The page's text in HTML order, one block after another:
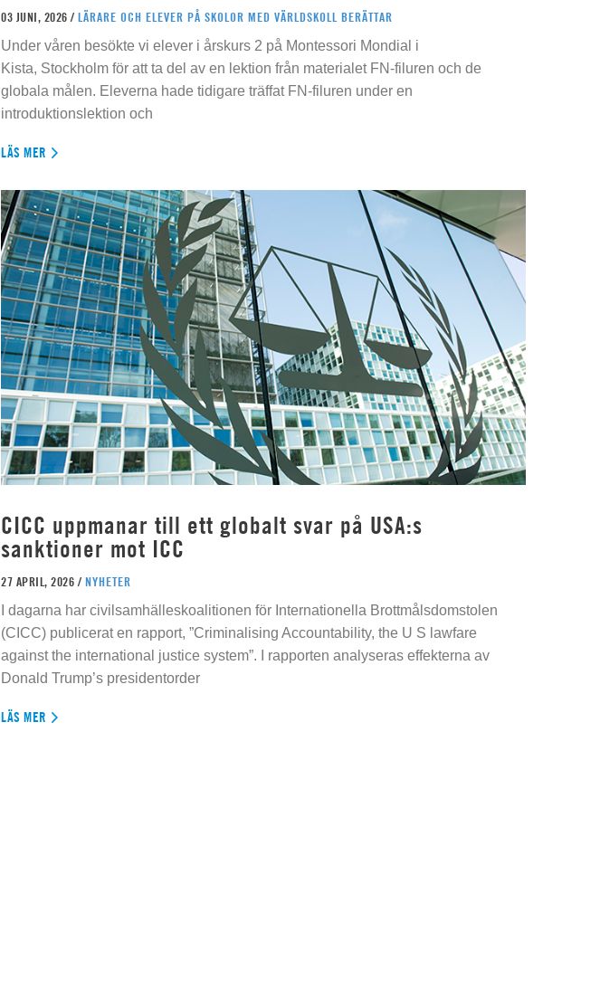
03 JUNI, 2026 / LÄRARE OCH ELEVER PÅ SKOLOR MED VÄRLDSKOLL BERÄTTAR
Under våren besökte vi elever i årskurs 2 på Montessori Mondial i
Kista, Stockholm för att ta del av en lektion från materialet FN-filuren och de
globala målen. Eleverna hade tidigare träffat FN-filuren under en
introduktionslektion och
LÄS MER
CICC uppmanar till ett globalt svar på USA:s
sanktioner mot ICC
27 APRIL, 2026 / NYHETER
I dagarna har civilsamhälleskoalitionen för Internationella Brottmålsdomstolen
(CICC) publicerat en rapport, ”Criminalising Accountability, the U S lawfare
against the international justice system”. I rapporten analyseras effekterna av
Donald Trump’s presidentorder
LÄS MER